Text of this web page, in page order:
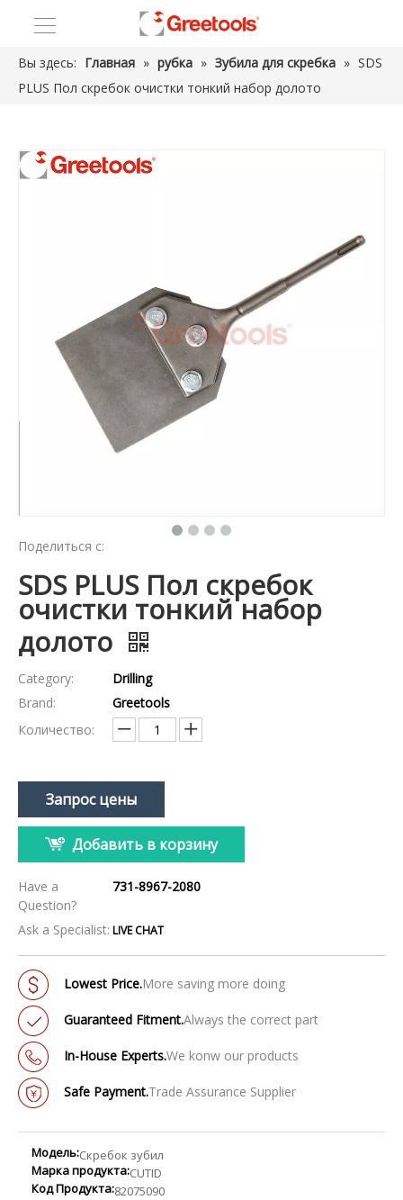
Вы здесь: Главная » рубка » Зубила для скребка » SDS
PLUS Пол скребок очистки тонкий набор долото
Поделиться с:
SDS PLUS Пол скребок
очистки тонкий набор
долото
Category:
Drilling
Brand:
Greetools
Количество:
Запрос цены
Добавить в корзину
Have a
Question?
731-8967-2080
Ask a Specialist: LIVE CHAT
Lowest Price.More saving more doing
Guaranteed Fitment.Always the correct part
In-House Experts.We konw our products
Safe Payment.Trade Assurance Supplier
Модель:Скребок зубил
Марка продукта:CUTID
Код Продукта:82075090